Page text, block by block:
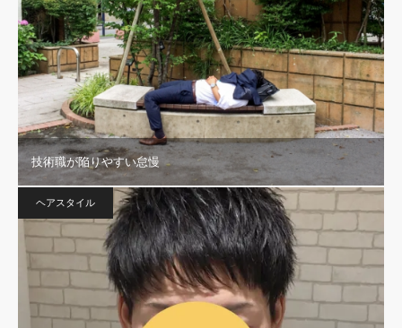
技術職が陥りやすい怠慢
ヘアスタイル